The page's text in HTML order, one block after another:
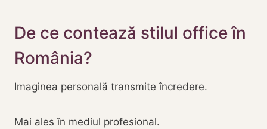
De ce contează stilul office în
România?
Imaginea personală transmite încredere.
Mai ales în mediul profesional.